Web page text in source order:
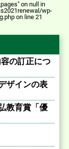
on null in
wp-
on line 21
の訂正につ
ザインの表
教育賞「優